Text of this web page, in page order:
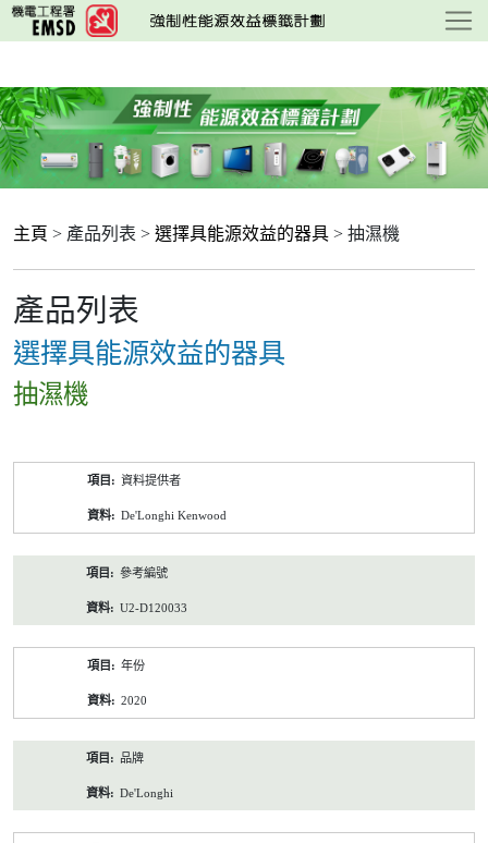
跳
至
要
內
容
主頁 > 產品列表 > 選擇具能源效益的器具 > 抽濕機
產品列表
選擇具能源效益的器具
抽濕機
資料提供者
De'Longhi Kenwood
參考編號
U2-D120033
年份
2020
品牌
De'Longhi